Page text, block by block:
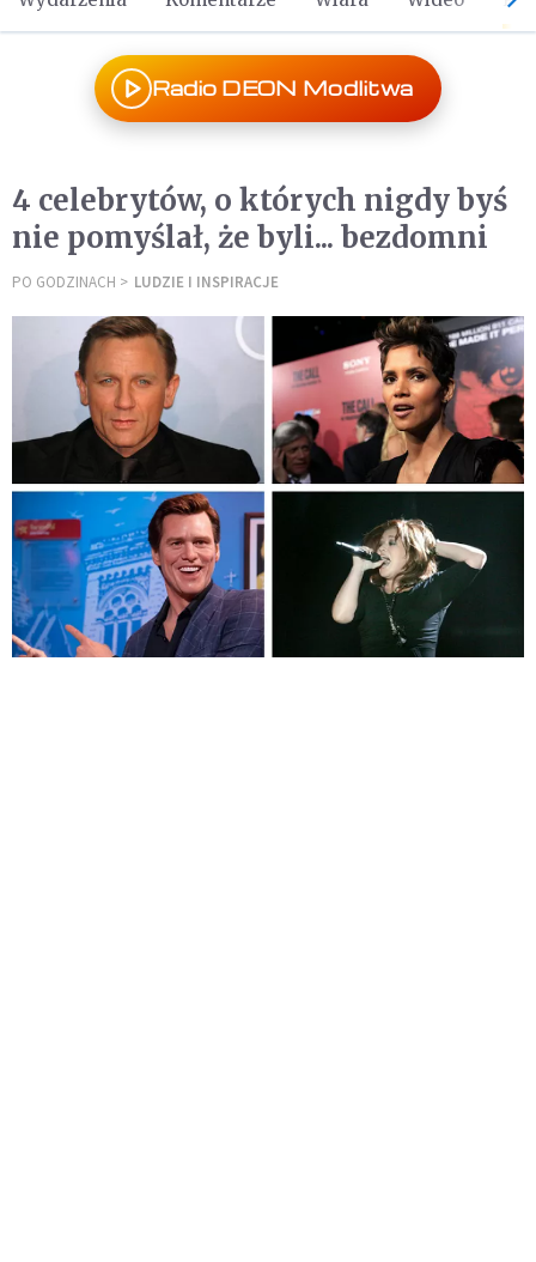
Radio DEON Modlitwa
4 celebrytów, o których nigdy byś
nie pomyślał, że byli... bezdomni
PO GODZINACH LUDZIE I INSPIRACJE